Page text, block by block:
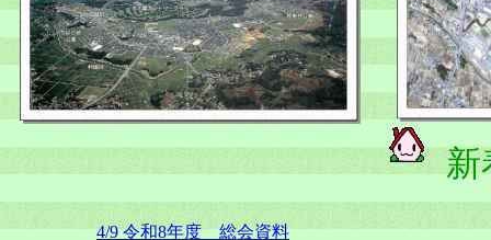
4/9 令和8年度 総会資料
新